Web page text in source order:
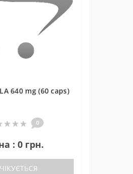
640 mg (60 caps)
0
: 0 грн.